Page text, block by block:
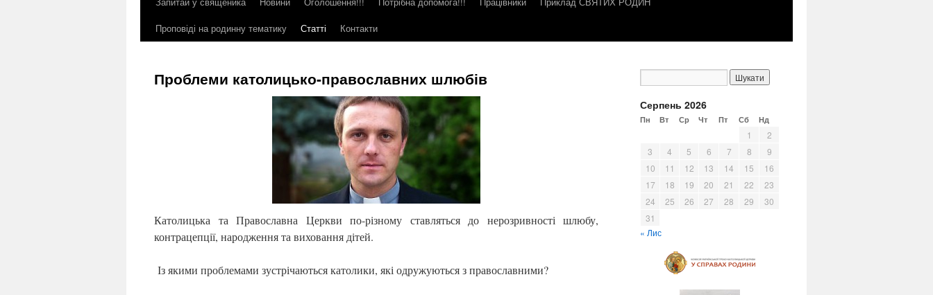
контенту
Проповіді на родинну тематику
Статті Контакти
Проблеми католицько-православних шлюбів
Католицька та Православна Церкви по-різному ставляться до нерозривності шлюбу,
контрацепції, народження та виховання дітей.
Із якими проблемами зустрічаються католики, які одружуються з православними?
Серпень 2026
Пн Вт Ср Чт Пт Сб Нд
1
2
3
4 5 6 7 8
9
10
11 12 13 14 15
16
17
18 19 20 21 22
23
24
25 26 27 28 29
30
31
« Лис